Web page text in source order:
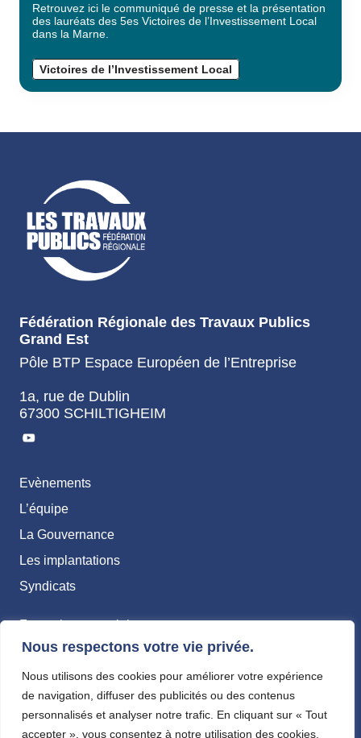
Nous respectons votre vie privée.
Nous utilisons des cookies pour améliorer votre expérience
de navigation, diffuser des publicités ou des contenus
personnalisés et analyser notre trafic. En cliquant sur « Tout
accepter », vous consentez à notre utilisation des cookies.
Retrouvez ici le communiqué de presse et la présentation
des lauréats des 5es Victoires de l’Investissement Local
dans la Marne.
Victoires de l’Investissement Local
Fédération Régionale des Travaux Publics
Grand Est
Pôle BTP Espace Européen de l’Entreprise
1a, rue de Dublin
67300 SCHILTIGHEIM
Evènements
L’équipe
La Gouvernance
Les implantations
Syndicats
Formation – emploi
Transition écologique & RSE
Santé & Sécurité
Economie